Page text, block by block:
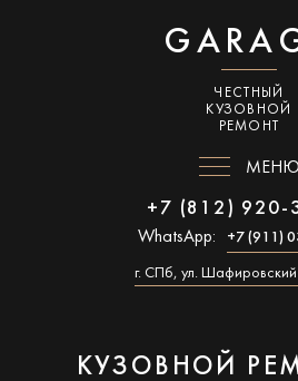
ЧЕСТНЫЙ
КУЗОВНОЙ
РЕМОНТ
МЕНЮ
+7 (812) 920-
WhatsApp: +7 (911)
г. СПб, ул.
КУЗОВНОЙ